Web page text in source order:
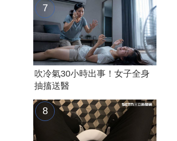
吹冷氣30小時出事！女子全身
抽搐送醫